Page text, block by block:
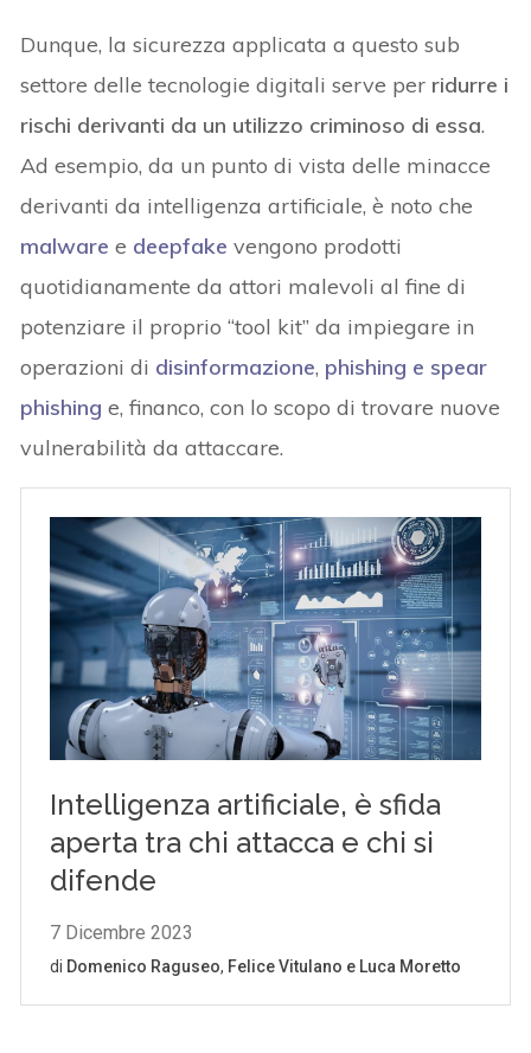
Dunque, la sicurezza applicata a questo sub
settore delle tecnologie digitali serve per ridurre i
rischi derivanti da un utilizzo criminoso di essa.
Ad esempio, da un punto di vista delle minacce
derivanti da intelligenza artificiale, è noto che
malware e deepfake vengono prodotti
quotidianamente da attori malevoli al fine di
potenziare il proprio “tool kit” da impiegare in
operazioni di disinformazione, phishing e spear
phishing e, financo, con lo scopo di trovare nuove
vulnerabilità da attaccare.